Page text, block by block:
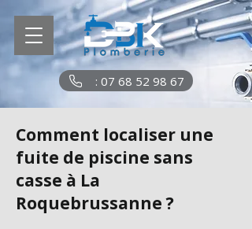
: 07 68 52 98 67
Comment localiser une
fuite de piscine sans
casse à La
Roquebrussanne ?